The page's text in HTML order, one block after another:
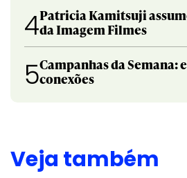
4Patricia Kamitsuji
da Imagem Filmes
5Campanhas da Semana:
conexões
Veja também